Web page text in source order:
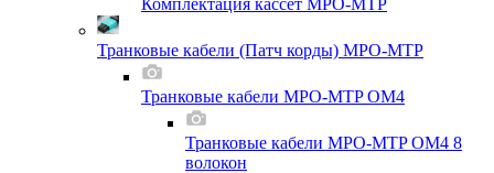
Комплектация кассет MPO-MTP
Транковые кабели (Патч корды) MPO-MTP
Транковые кабели MPO-MTP OM4
Транковые кабели MPO-MTP OM4 8
волокон